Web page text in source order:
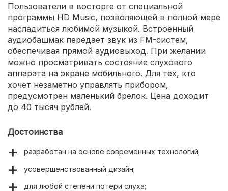
Пользователи в восторге от специальной
программы HD Music, позволяющей в полной мере
насладиться любимой музыкой. Встроенный
аудиобашмак передает звук из FM-систем,
обеспечивая прямой аудиовыход. При желании
можно просматривать состояние слухового
аппарата на экране мобильного. Для тех, кто
хочет незаметно управлять прибором,
предусмотрен маленький брелок. Цена доходит
до 40 тысяч рублей.
Достоинства
разработан на основе современных технологий;
усовершенствованный дизайн;
для любой степени потери слуха;